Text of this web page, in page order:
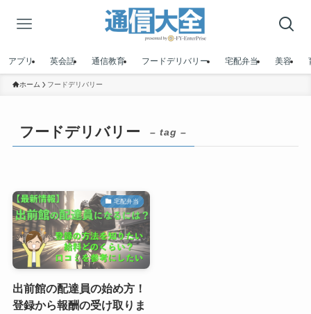
アプリ 英会話 通信教育 フードデリバリー 宅配弁当 美容
ホーム フードデリバリー
フードデリバリー – tag –
宅配弁当
出前館の配達員の始め方！
登録から報酬の受け取りま